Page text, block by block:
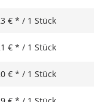
€ * / 1 Stück
€ * / 1 Stück
€ * / 1 Stück